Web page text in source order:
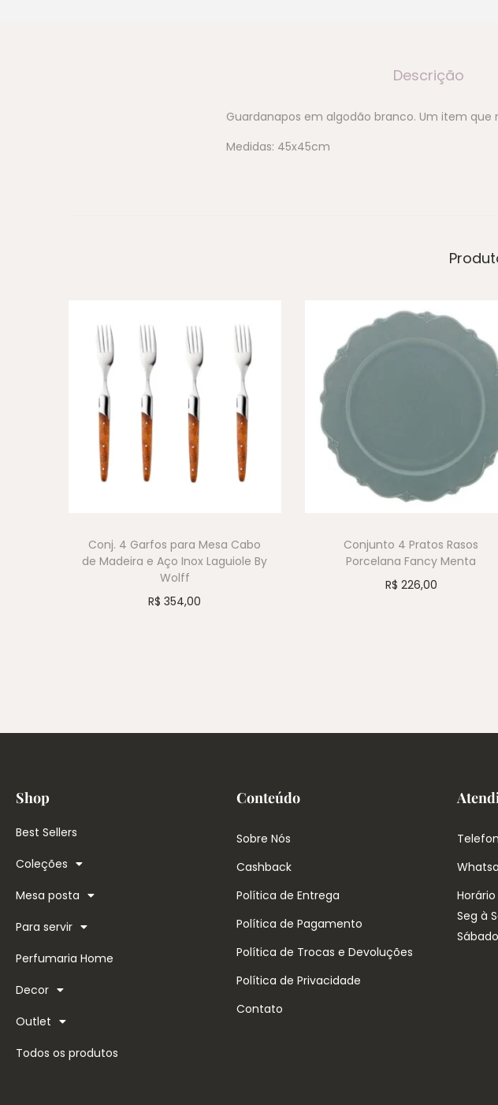
Descrição
Guardanapos em algodão branco. Um item
Medidas: 45x45cm
Conj. 4 Garfos para Mesa Cabo
de Madeira e Aço Inox Laguiole By
Wolff
R$ 354,00
Conjunto 4 Pratos Rasos
Porcelana Fancy Menta
R$ 226,00
Shop
Best Sellers
Coleções
Mesa posta
Para servir
Perfumaria Home
Decor
Outlet
Todos os produtos
Conteúdo
Sobre Nós
Cashback
Política de Entrega
Política de Pagamento
Política de Trocas e Devoluções
Política de Privacidade
Contato
Seg à